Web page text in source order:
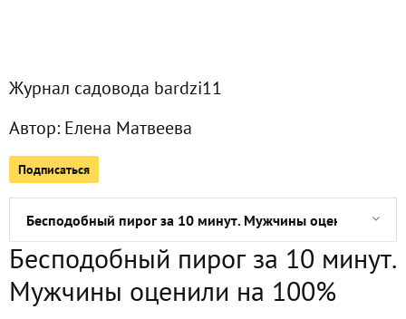
Журнал садовода bardzi11
Автор: Елена Матвеева
Подписаться
Необычный способ укоренения растений. Работает на
Это дешевое аптечное средство без труда отбелит
Семена перца проросли через 14 часов. Этот способ
Бесподобный пирог за 10 минут. Мужчины оценили на
Как вырастить дома банан, или Мои эксперименты за три
Белоснежные кухонные полотенца
Бесподобный пирог за 10 минут.
Мужчины оценили на 100%